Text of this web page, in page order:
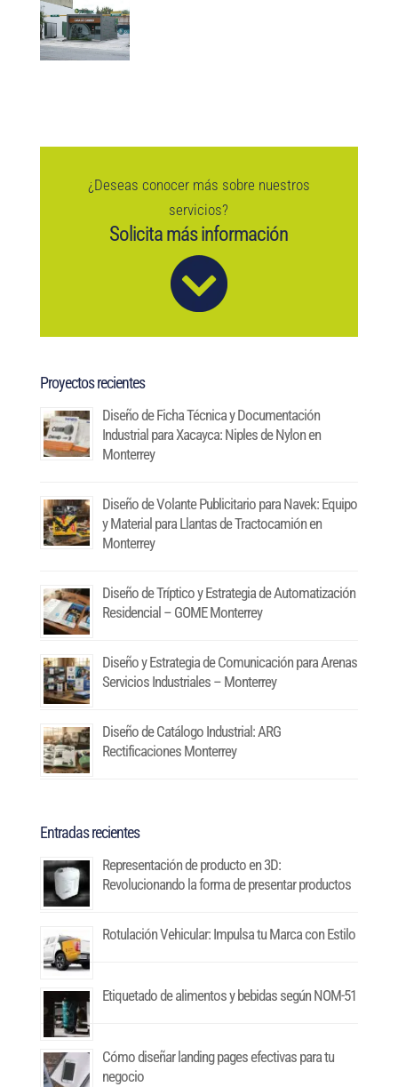
¿Deseas conocer más sobre nuestros
servicios?
Solicita más información
Proyectos recientes
Diseño de Ficha Técnica y Documentación
Industrial para Xacayca: Niples de Nylon en
Monterrey
Diseño de Volante Publicitario para Navek: Equipo
y Material para Llantas de Tractocamión en
Monterrey
Diseño de Tríptico y Estrategia de Automatización
Residencial – GOME Monterrey
Diseño y Estrategia de Comunicación para Arenas
Servicios Industriales – Monterrey
Diseño de Catálogo Industrial: ARG
Rectificaciones Monterrey
Entradas recientes
Representación de producto en 3D:
Revolucionando la forma de presentar productos
Rotulación Vehicular: Impulsa tu Marca con Estilo
Etiquetado de alimentos y bebidas según NOM-51
Cómo diseñar landing pages efectivas para tu
negocio